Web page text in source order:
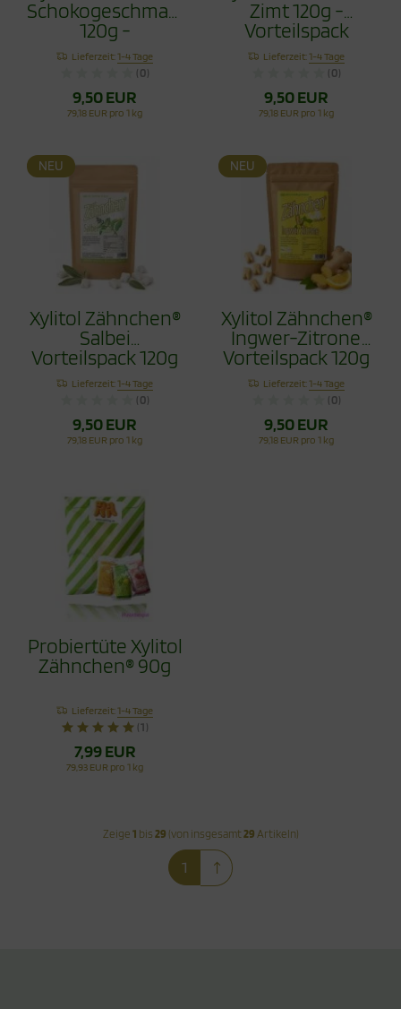
Schokogeschmack
120g -
Vorteilspack
Lieferzeit:1-4 Tage
(0)
9,50 EUR
79,18 EUR pro 1 kg
Zimt 120g -
Vorteilspack
Lieferzeit:1-4 Tage
(0)
9,50 EUR
79,18 EUR pro 1 kg
NEU
Xylitol Zähnchen®
Salbei
Vorteilspack 120g
- Zahnpflege
Bonbons
Lieferzeit:1-4 Tage
(0)
9,50 EUR
79,18 EUR pro 1 kg
NEU
Xylitol Zähnchen®
Ingwer-Zitrone
Vorteilspack 120g
- Zahnpflege
Bonbons
Lieferzeit:1-4 Tage
(0)
9,50 EUR
79,18 EUR pro 1 kg
Probiertüte Xylitol
Zähnchen® 90g
Lieferzeit:1-4 Tage
(1)
7,99 EUR
79,93 EUR pro 1 kg
Zeige 1 bis 29 (von insgesamt29 Artikeln)
1